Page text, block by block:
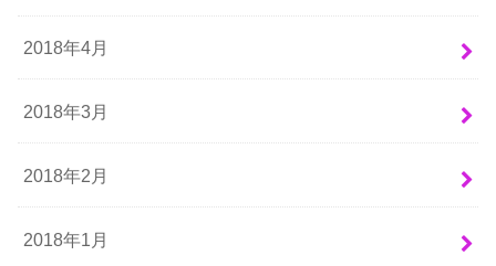
2018年4月
2018年3月
2018年2月
2018年1月